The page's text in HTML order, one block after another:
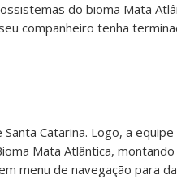
do bioma Mata
companheiro tenha
Catarina. Logo, a
Mata Atlântica,
menu de navegação para